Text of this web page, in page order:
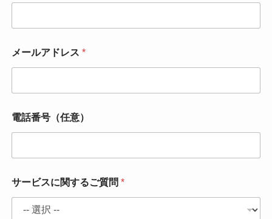
社
名
）
サ
ー
ス
関
メールアドレス *
電話番号（任意）
サービスに関するご質問 *